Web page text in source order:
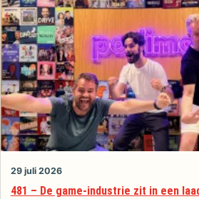
29 juli 2026
481 – De game-industrie zit in een